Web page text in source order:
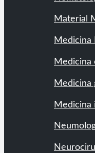
Material
Medicina
Medicina
Medicina
Medicina